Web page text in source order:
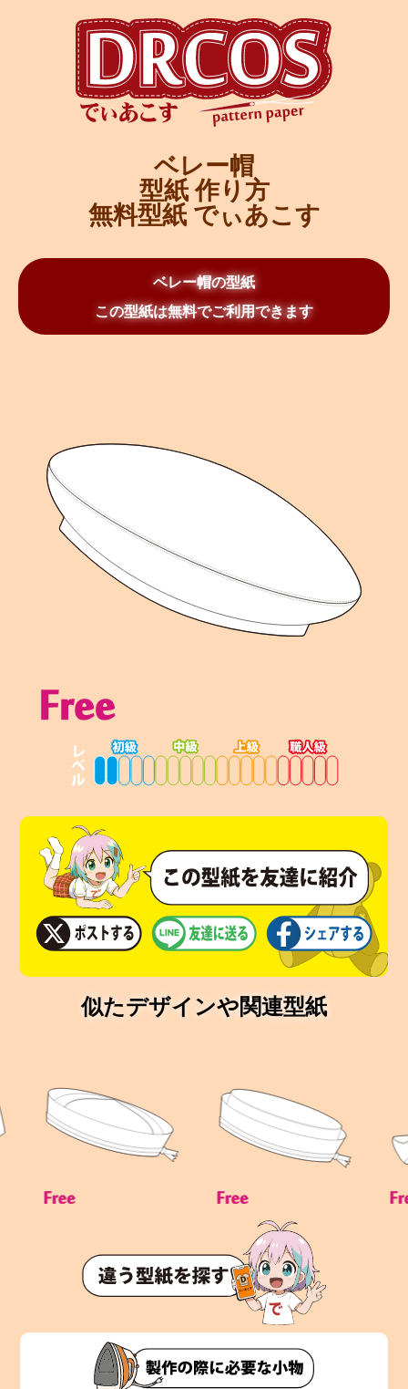
ベレー帽
型紙 作り方
無料型紙 でぃあこす
ベレー帽の型紙
この型紙は無料でご利用できます
似たデザインや関連型紙